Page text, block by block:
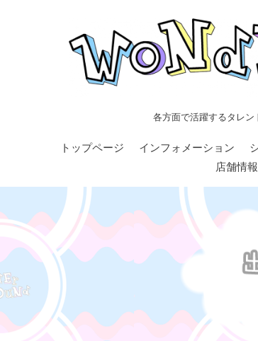
各方面で活躍するタレン
トップページ インフォメーション
店舗情